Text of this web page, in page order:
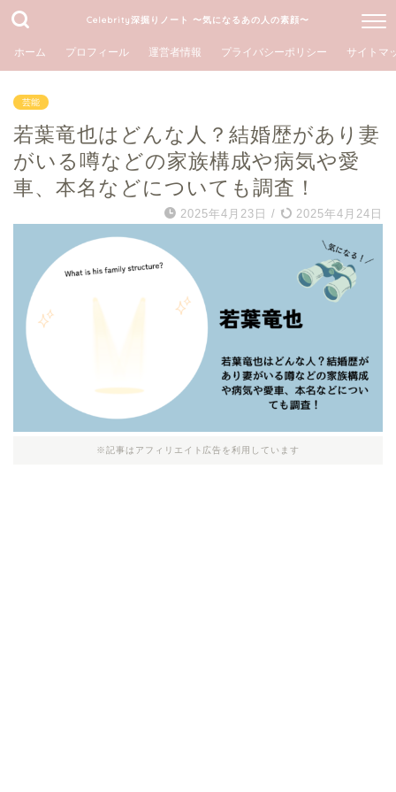
Celebrity深掘りノート 〜気になるあの人の素顔〜
ホーム プロフィール 運営者情報 プライバシーポリシー サイトマ
芸能
若葉竜也はどんな人？結婚歴があり妻
がいる噂などの家族構成や病気や愛
車、本名などについても調査！
2025年4月23日 / 2025年4月24日
※記事はアフィリエイト広告を利用しています